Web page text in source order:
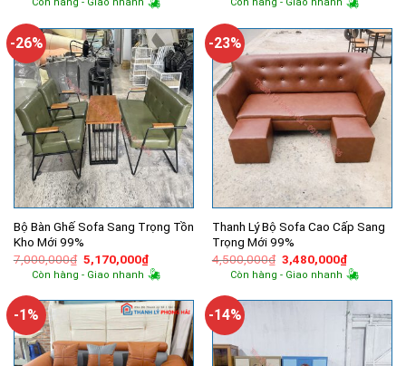
là:
tại
2,900,000₫.
là:
tại
-26%
Bộ Bàn Ghế Sofa Sang Trọng Tồn
Kho Mới 99%
7,000,000₫ Giá
gốc
là:
5,170,000₫Giá
hiện
tại
5,170,000₫.
Còn hàng - Giao nhanh
-23%
Thanh Lý Bộ Sofa Cao Cấp Sang
Trọng Mới 99%
4,500,000₫ Giá
gốc
là:
3,480,000₫Giá
hiện
tại
Còn hàng - Giao nhanh
-1% -14%